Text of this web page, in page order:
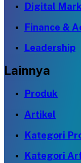
Digital
Finance &
Leadership
Lainnya
Produk
Artikel
Kategori
Kategori